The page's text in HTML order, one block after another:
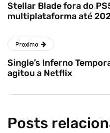
Stellar Blade fora do
multiplataforma até
Proximo
Single’s Inferno
agitou a Netflix
Posts